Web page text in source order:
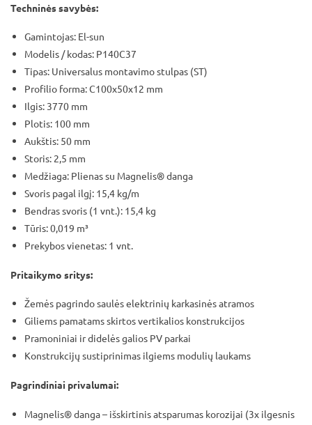
Techninės savybės:
Gamintojas: El-sun
Modelis / kodas: P140C37
Tipas: Universalus montavimo stulpas (ST)
Profilio forma: C100x50x12 mm
Ilgis: 3770 mm
Plotis: 100 mm
Aukštis: 50 mm
Storis: 2,5 mm
Medžiaga: Plienas su Magnelis® danga
Svoris pagal ilgį: 15,4 kg/m
Bendras svoris (1 vnt.): 15,4 kg
Tūris: 0,019 m³
Prekybos vienetas: 1 vnt.
Pritaikymo sritys:
Žemės pagrindo saulės elektrinių karkasinės atramos
Giliems pamatams skirtos vertikalios konstrukcijos
Pramoniniai ir didelės galios PV parkai
Konstrukcijų sustiprinimas ilgiems modulių laukams
Pagrindiniai privalumai:
Magnelis® danga – išskirtinis atsparumas korozijai (3x ilgesnis